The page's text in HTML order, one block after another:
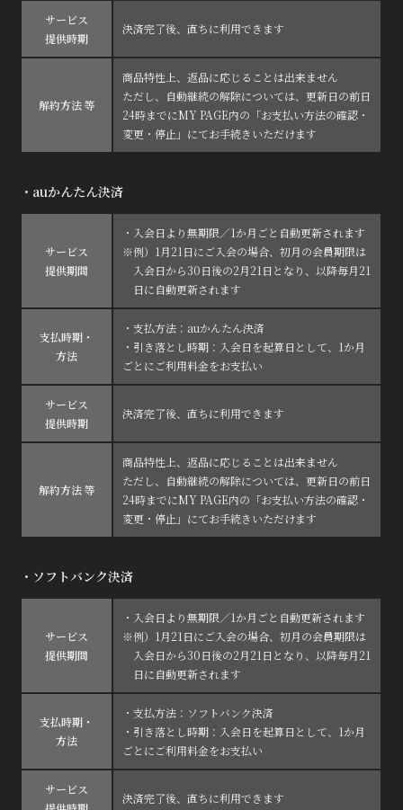
サービス
提供時期
決済完了後、直ちに利用できます
解約方法 等
商品特性上、返品に応じることは出来ません
ただし、自動継続の解除については、更新日の前日
24時までにMY PAGE内の「お支払い方法の確認・
変更・停止」にてお手続きいただけます
・auかんたん決済
サービス
提供期間
・入会日より無期限／1か月ごと自動更新されます
※例）1月21日にご入会の場合、初月の会員期限は
入会日から30日後の2月21日となり、以降毎月21
日に自動更新されます
支払時期・
方法
・支払方法：auかんたん決済
・引き落とし時期：入会日を起算日として、1か月
ごとにご利用料金をお支払い
サービス
提供時期
決済完了後、直ちに利用できます
解約方法 等
商品特性上、返品に応じることは出来ません
ただし、自動継続の解除については、更新日の前日
24時までにMY PAGE内の「お支払い方法の確認・
変更・停止」にてお手続きいただけます
・ソフトバンク決済
サービス
提供期間
・入会日より無期限／1か月ごと自動更新されます
※例）1月21日にご入会の場合、初月の会員期限は
入会日から30日後の2月21日となり、以降毎月21
日に自動更新されます
支払時期・
方法
・支払方法：ソフトバンク決済
・引き落とし時期：入会日を起算日として、1か月
ごとにご利用料金をお支払い
サービス
決済完了後、直ちに利用できます